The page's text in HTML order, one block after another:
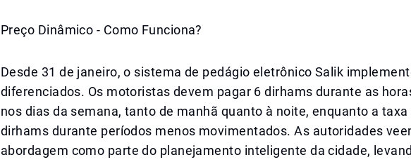
Preço Dinâmico - Como Funciona?
Desde 31 de janeiro, o sistema de pedágio eletrônico Salik
diferenciados. Os motoristas devem pagar 6 dirhams durante as
nos dias da semana, tanto de manhã quanto à noite, enquanto a taxa
dirhams durante períodos menos movimentados. As autoridades
abordagem como parte do planejamento inteligente da cidade,